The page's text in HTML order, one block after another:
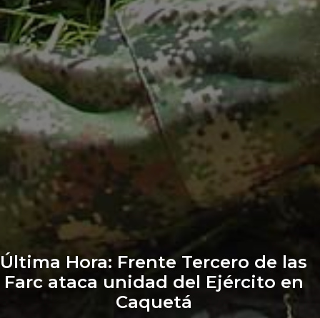
Última Hora: Frente Tercero de las
Farc ataca unidad del Ejército en
Caquetá